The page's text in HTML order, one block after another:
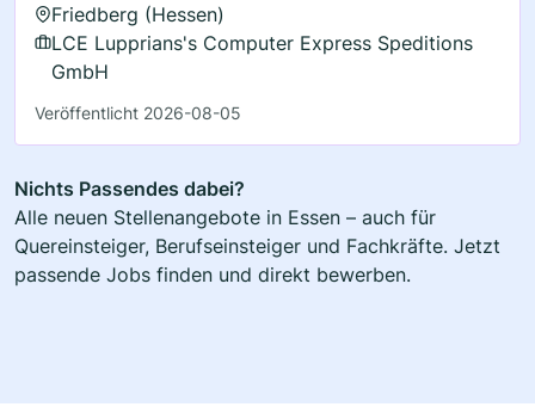
Friedberg (Hessen)
LCE Lupprians's Computer Express Speditions
GmbH
Veröffentlicht 2026-08-05
Nichts Passendes dabei?
Alle neuen Stellenangebote in Essen – auch für
Quereinsteiger, Berufseinsteiger und Fachkräfte. Jetzt
passende Jobs finden und direkt bewerben.